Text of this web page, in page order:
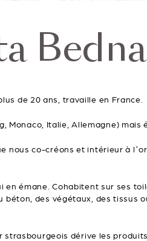
de 20 ans, travaille en France.
Monaco, Italie, Allemagne) mais
nous co-créons et intérieur à
émane. Cohabitent sur ses
des végétaux, des tissus
dérive les